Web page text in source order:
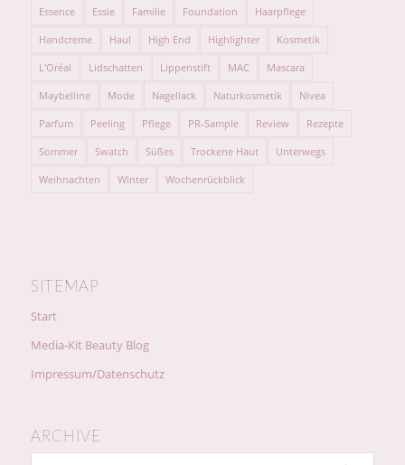
Essence Essie Familie Foundation Haarpflege
Handcreme Haul High End Highlighter Kosmetik
L'Oréal Lidschatten Lippenstift MAC Mascara
Maybelline Mode Nagellack Naturkosmetik Nivea
Parfum Peeling Pflege PR-Sample Review Rezepte
Sommer Swatch Süßes Trockene Haut Unterwegs
Weihnachten Winter Wochenrückblick
SITEMAP
Start
Media-Kit Beauty Blog
Impressum/Datenschutz
ARCHIVE